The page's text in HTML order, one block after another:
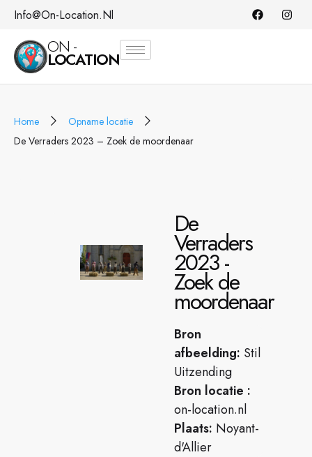
Info@on-Location.nl
ON -
LOCATION
Home
Opname locatie
De Verraders 2023 – Zoek de moordenaar
De
Verraders
2023 -
Zoek de
moordenaar
Bron
afbeelding: Stil
Uitzending
Bron locatie :
on-location.nl
Plaats: Noyant-
d'Allier